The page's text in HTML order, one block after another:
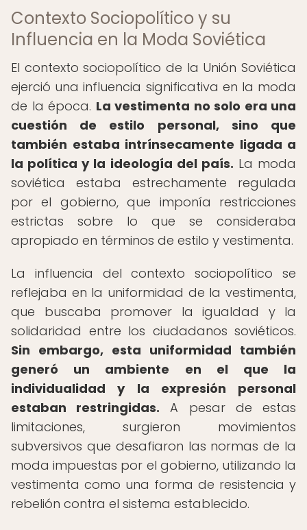
Contexto Sociopolítico y su
Influencia en la Moda Soviética
El contexto sociopolítico de la Unión Soviética
ejerció una influencia significativa en la moda
de la época. La vestimenta no solo era una
cuestión de estilo personal, sino que
también estaba intrínsecamente ligada a
la política y la ideología del país. La moda
soviética estaba estrechamente regulada
por el gobierno, que imponía restricciones
estrictas sobre lo que se consideraba
apropiado en términos de estilo y vestimenta.
La influencia del contexto sociopolítico se
reflejaba en la uniformidad de la vestimenta,
que buscaba promover la igualdad y la
solidaridad entre los ciudadanos soviéticos.
Sin embargo, esta uniformidad también
generó un ambiente en el que la
individualidad y la expresión personal
estaban restringidas. A pesar de estas
limitaciones, surgieron movimientos
subversivos que desafiaron las normas de la
moda impuestas por el gobierno, utilizando la
vestimenta como una forma de resistencia y
rebelión contra el sistema establecido.